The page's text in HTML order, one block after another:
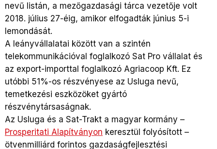
nevű listán, a mezőgazdasági tárca vezetője volt
2018. július 27-éig, amikor elfogadták június 5-i
lemondását.
A leányvállalatai között van a szintén
telekommunikációval foglalkozó Sat Pro vállalat és
az export-importtal foglalkozó Agriacoop Kft. Ez
utóbbi 51%-os részvényese az Usluga nevű,
temetkezési eszközöket gyártó
részvénytársaságnak.
Az Usluga és a Sat-Trakt a magyar kormány –
Prosperitati Alapítványon keresztül folyósított –
ötvenmilliárd forintos gazdaságfejlesztési